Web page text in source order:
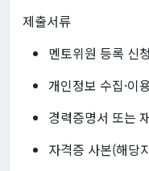
제출서류
멘토위원 등록 신
개인정보 수집·이
경력증명서 또는
자격증 사본(해당